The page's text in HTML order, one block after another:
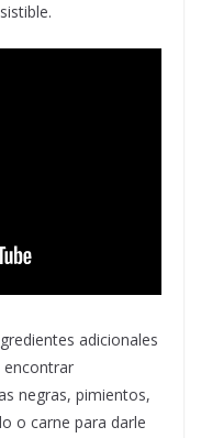
adicionales
encontrar
negras, pimientos,
o carne para darle